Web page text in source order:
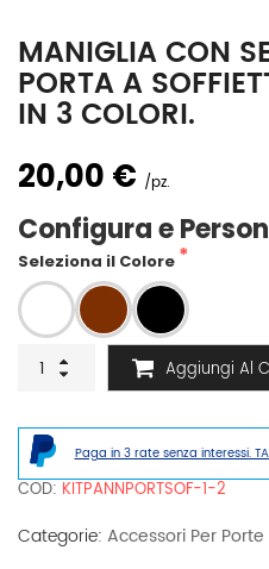
MANIGLIA CON
PORTA A
IN 3 COLORI.
20,00 € pz.
Configura e
Seleziona il Colore
con
porta
soffietto.
in
3
Aggiungi Al
Paga in 3 rate senza interessi.
COD: KITPANNPORTSOF-1-2
Categorie: Accessori Per